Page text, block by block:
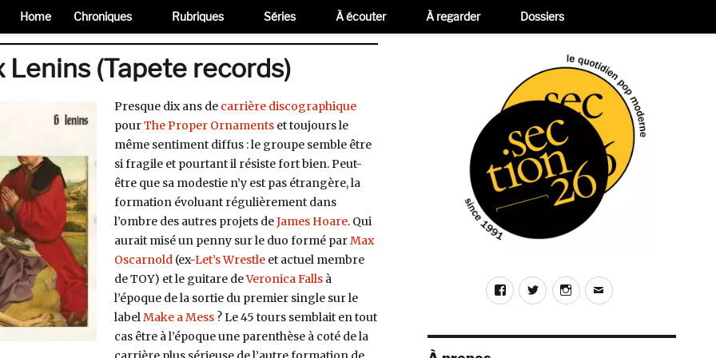
(Tapete records)
Presque dix ans de carrière discographique
pourThe Proper Ornamentset toujours le
même sentiment diffus : le groupe semble être
si fragile et pourtant il résiste fort bien. Peut-
être que sa modestie n’y est pas étrangère, la
formation évoluant régulièrement dans
l’ombre des autres projets deJames Hoare. Qui
aurait misé un penny sur le duo formé parMax
Oscarnold(ex-Let’s Wrestleet actuel membre
de TOY) et le guitare deVeronica Fallsà
l’époque de la sortie du premier single sur le
labelMake a Mess?Le 45 tours semblait en tout
cas être à l’époque une parenthèse à coté de la
FacebookTwitterInstagram
E-
Home Chroniques Rubriques Séries À écouter À regarder Dossiers